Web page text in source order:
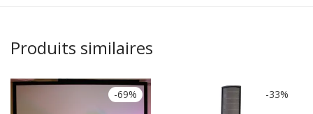
Produits similaires
-69% -33%